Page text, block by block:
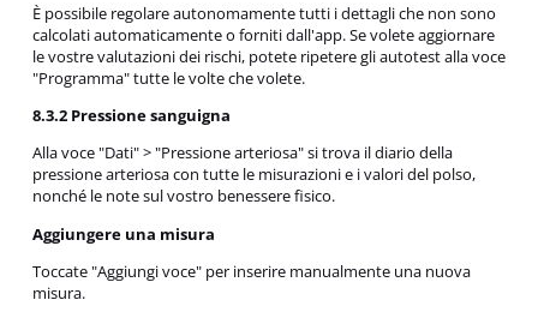
È possibile regolare autonomamente tutti i dettagli che non sono
calcolati automaticamente o forniti dall'app. Se volete aggiornare
le vostre valutazioni dei rischi, potete ripetere gli autotest alla voce
"Programma" tutte le volte che volete.
8.3.2 Pressione sanguigna
Alla voce "Dati" > "Pressione arteriosa" si trova il diario della
pressione arteriosa con tutte le misurazioni e i valori del polso,
nonché le note sul vostro benessere fisico.
Aggiungere una misura
Toccate "Aggiungi voce" per inserire manualmente una nuova
misura.